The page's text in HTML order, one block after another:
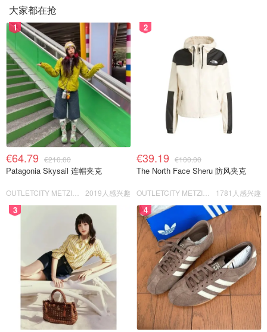
大家都在抢
1
€64.79 €210.00
Patagonia Skysail 连帽夹克
2019人感兴趣
2
€39.19 €100.00
The North Face Sheru 防风夹克
1781人感兴趣
3 4